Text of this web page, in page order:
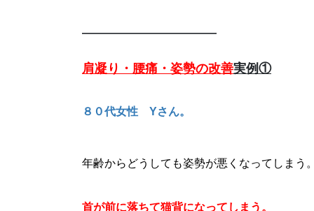
————————————
肩凝り・腰痛・姿勢の改善実例①
８０代女性 Yさん。
年齢からどうしても姿勢が悪くなってしまう。
首が前に落ちて猫背になってしまう。